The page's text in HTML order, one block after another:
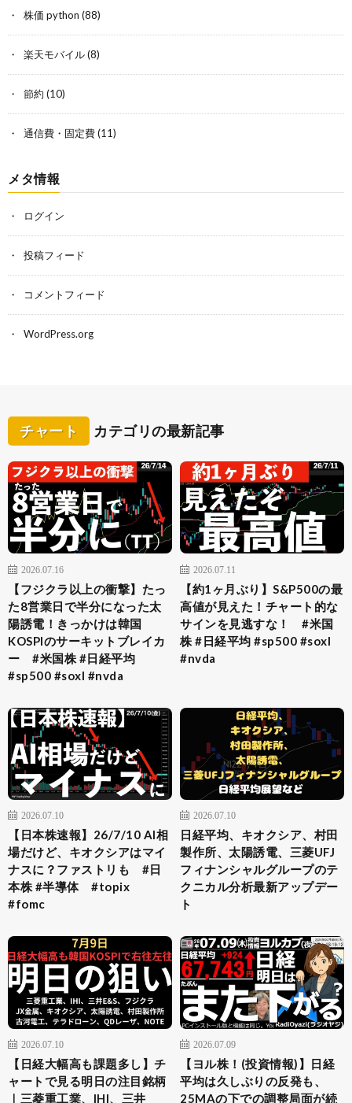
株価 python (88)
楽天モバイル(8)
節約 (10)
通信費・固定費(11)
メタ情報
ログイン
投稿フィード
コメントフィード
WordPress.org
チャート カテゴリの最新記事
2026.07.16
【フジクラ以上の衝撃】たっ
た8営業日で半分になった太
陽誘電！きっかけは韓国
KOSPIのサーキットブレイカ
ー #米国株 #日経平均
#sp500 #soxl #nvda
2026.07.11
【約1ヶ月ぶり】S&P500の最
高値が見えた！チャート的な
サインを見逃すな！ #米国
株 #日経平均 #sp500 #soxl
#nvda
2026.07.10
【日本株速報】26/7/10 AI相
場だけど、キオクシアはマイ
ナスに？ファストリも #日
本株 #半導体 #topix
#fomc
2026.07.10
日経平均、キオクシア、村田
製作所、太陽誘電、三菱UFJ
フィナンシャルグループのテ
クニカル分析最新アップデー
ト
2026.07.10
【日経大幅高も課題多し】チ
ャートで見る明日の注目銘柄
｜三菱重工業、IHI、三井
2026.07.09
【ヨル株！(投資情報)】日経
平均は久しぶりの反発も、
25MAの下での調整局面が続